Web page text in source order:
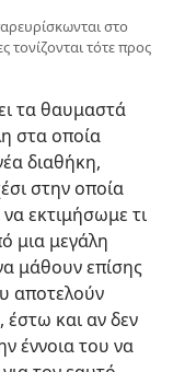
στο
τονίζονται τότε προς
τα θαυμαστά
στα οποία
διαθήκη,
στην οποία
εκτιμήσωμε τι
μια μεγάλη
μάθουν επίσης
αποτελούν
και αν δεν
έννοια του να